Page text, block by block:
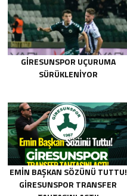
GIRESUNSPOR UÇURUMA
SÜRÜKLENIYOR
EMIN BAŞKAN SÖZÜNÜ TUTTU!
GIRESUNSPOR TRANSFER